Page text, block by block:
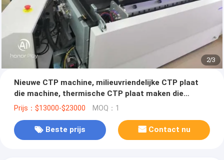
2/3
Nieuwe CTP machine, milieuvriendelijke CTP plaat
die machine, thermische CTP plaat maken die
machine maken
Prijs：$13000-$23000 MOQ：1
Beste prijs Contact nu